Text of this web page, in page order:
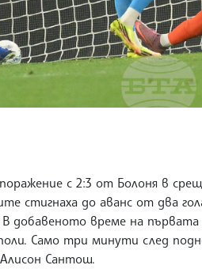
с 2:3 от Болоня в
стигнаха до аванс от два
добавеното време на
Само три минути след
Сантош.